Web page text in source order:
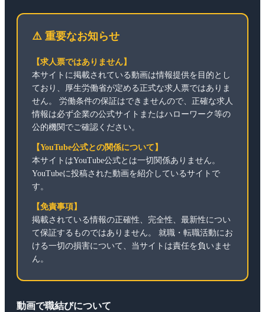
⚠️ 重要なお知らせ
【求人票ではありません】
本サイトに掲載されている動画は情報提供を目的とし
ており、厚生労働省が定める正式な求人票ではありま
せん。 労働条件の保証はできませんので、正確な求人
情報は必ず企業の公式サイトまたはハローワーク等の
公的機関でご確認ください。
【YouTube公式との関係について】
本サイトはYouTube公式とは一切関係ありません。
YouTubeに投稿された動画を紹介しているサイトで
す。
【免責事項】
掲載されている情報の正確性、完全性、最新性につい
て保証するものではありません。 就職・転職活動にお
ける一切の損害について、当サイトは責任を負いませ
ん。
動画で職結びについて